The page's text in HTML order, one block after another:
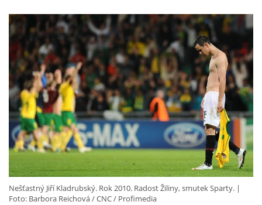
Nešťastný Jiří Kladrubský. Rok 2010. Radost Žiliny, smutek Sparty.
Foto: Barbora Reichová / CNC / Profimedia